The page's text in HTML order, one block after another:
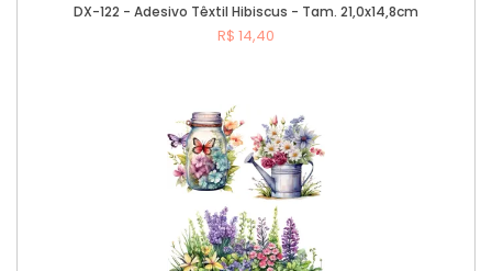
DX-122 - Adesivo Têxtil Hibiscus - Tam. 21,0x14,8cm
R$ 14,40